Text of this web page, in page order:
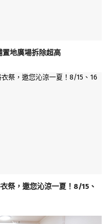
地廣場拆除超高
祭，邀您沁涼一夏！8/15、